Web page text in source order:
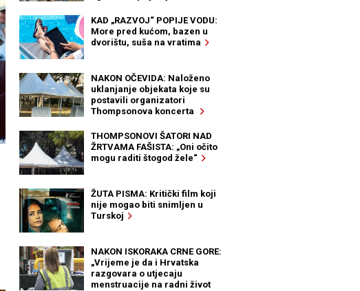
KAD „RAZVOJ“ POPIJE VODU:
More pred kućom, bazen u
dvorištu, suša na vratima
NAKON OČEVIDA: Naloženo
uklanjanje objekata koje su
postavili organizatori
Thompsonova koncerta
THOMPSONOVI ŠATORI NAD
ŽRTVAMA FAŠISTA: „Oni očito
mogu raditi štogod žele“
ŽUTA PISMA: Kritički film koji
nije mogao biti snimljen u
Turskoj
NAKON ISKORAKA CRNE GORE:
„Vrijeme je da i Hrvatska
razgovara o utjecaju
menstruacije na radni život